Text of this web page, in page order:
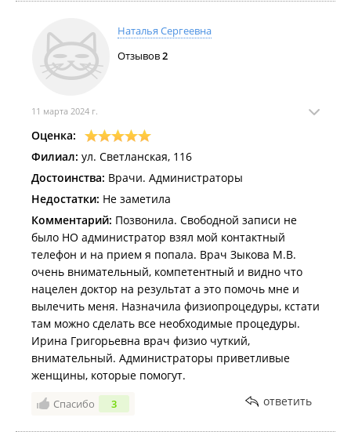
полностью прошёл. Спасибо большое докторам!
Спасли нас от очередных антибиотиков. И
расписали лечение на будущее, чтобы не возникало
осложнений. Однозначно рекомендую данную
Наталья Сергеевна
Отзывов2
11 марта 2024 г.
Оценка:
Филиал: ул. Светланская, 116
Достоинства: Врачи. Администраторы
Недостатки: Не заметила
Комментарий: Позвонила. Свободной записи не
было НО администратор взял мой контактный
телефон и на прием я попала. Врач Зыкова М.В.
очень внимательный, компетентный и видно что
нацелен доктор на результат а это помочь мне и
вылечить меня. Назначила физиопроцедуры, кстати
там можно сделать все необходимые процедуры.
Ирина Григорьевна врач физио чуткий,
внимательный. Администраторы приветливые
женщины, которые помогут.
Спасибо 3 ответить